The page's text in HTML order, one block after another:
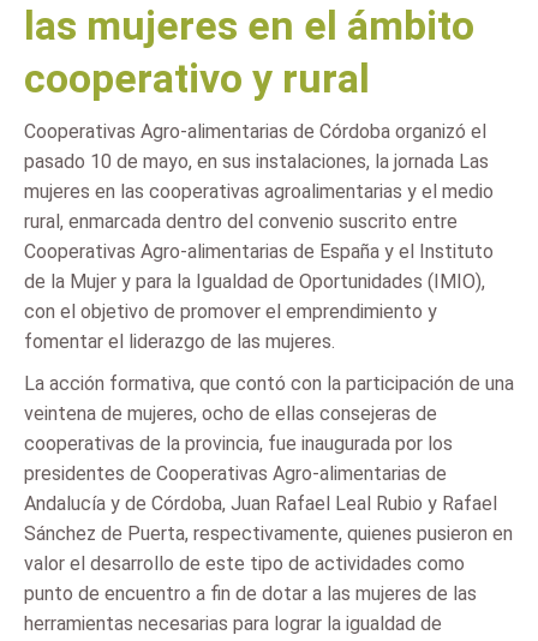
las mujeres en el ámbito
cooperativo y rural
Cooperativas Agro-alimentarias de Córdoba organizó el
pasado 10 de mayo, en sus instalaciones, la jornada Las
mujeres en las cooperativas agroalimentarias y el medio
rural, enmarcada dentro del convenio suscrito entre
Cooperativas Agro-alimentarias de España y el Instituto
de la Mujer y para la Igualdad de Oportunidades (IMIO),
con el objetivo de promover el emprendimiento y
fomentar el liderazgo de las mujeres.
La acción formativa, que contó con la participación de una
veintena de mujeres, ocho de ellas consejeras de
cooperativas de la provincia, fue inaugurada por los
presidentes de Cooperativas Agro-alimentarias de
Andalucía y de Córdoba, Juan Rafael Leal Rubio y Rafael
Sánchez de Puerta, respectivamente, quienes pusieron en
valor el desarrollo de este tipo de actividades como
punto de encuentro a fin de dotar a las mujeres de las
herramientas necesarias para lograr la igualdad de